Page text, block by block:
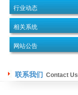
行业动态
相关系统
网站公告
联系我们 Contact Us